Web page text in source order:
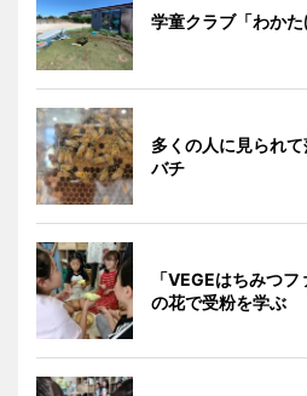
学童クラブ「わか
多くの人に見られ
バチ
「VEGEはちみつ
の花で受粉を学ぶ